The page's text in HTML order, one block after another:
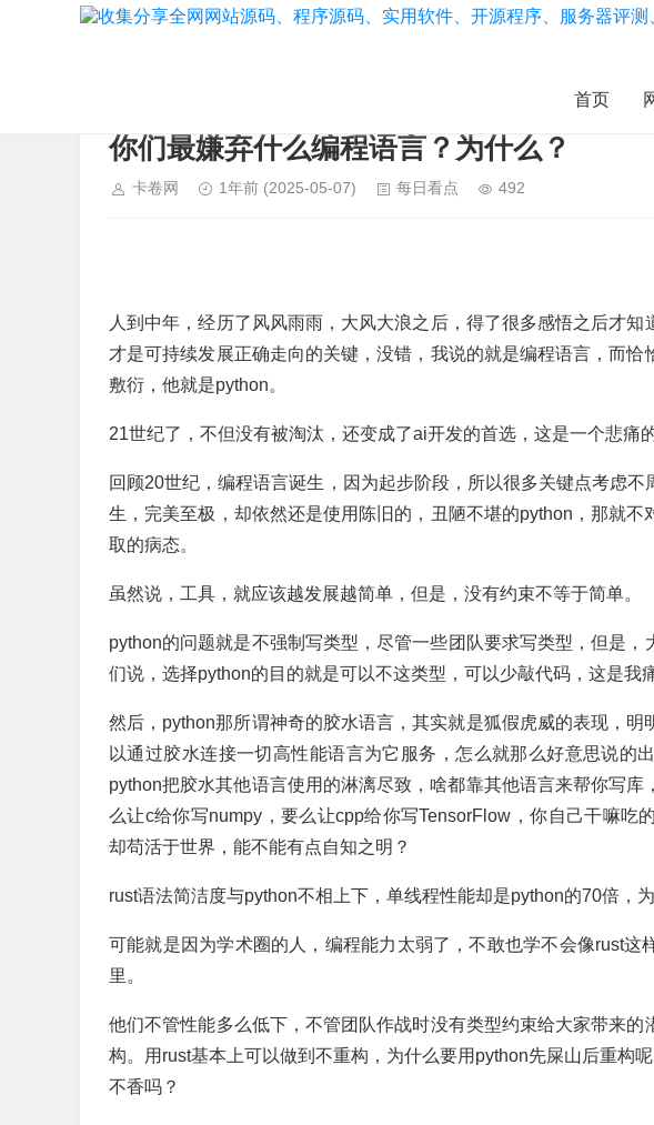
首页
你们最嫌弃什么编程语言？为什么？
卡卷网 1年前 (2025-05-07) 每日看点 492
人到中年，经历了风风雨雨，大风大浪之后，得了很多感悟之后才知
才是可持续发展正确走向的关键，没错，我说的就是编程语言，而
敷衍，他就是python。
21世纪了，不但没有被淘汰，还变成了ai开发的首选，这是一个悲痛的
回顾20世纪，编程语言诞生，因为起步阶段，所以很多关键点考虑
生，完美至极，却依然还是使用陈旧的，丑陋不堪的python，那就
取的病态。
虽然说，工具，就应该越发展越简单，但是，没有约束不等于简单。
python的问题就是不强制写类型，尽管一些团队要求写类型，但是
们说，选择python的目的就是可以不这类型，可以少敲代码，这是我
然后，python那所谓神奇的胶水语言，其实就是狐假虎威的表现，
以通过胶水连接一切高性能语言为它服务，怎么就那么好意思说的
python把胶水其他语言使用的淋漓尽致，啥都靠其他语言来帮你写
么让c给你写numpy，要么让cpp给你写TensorFlow，你自己干嘛吃
却苟活于世界，能不能有点自知之明？
rust语法简洁度与python不相上下，单线程性能却是python的70倍，
可能就是因为学术圈的人，编程能力太弱了，不敢也学不会像rust这
里。
他们不管性能多么低下，不管团队作战时没有类型约束给大家带来
构。用rust基本上可以做到不重构，为什么要用python先屎山后重构
不香吗？